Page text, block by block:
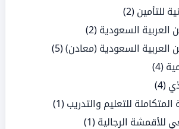
للتأمين (2)
العربية السعودية (2)
العربية السعودية (معادن)(5)
(4)
(4)
للتعليم والتدريب (1)
للأقمشة الرجالية (1)